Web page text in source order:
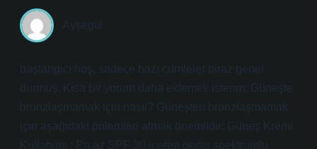
Ayşegül
başlangıcı hoş, sadece bazı cümleler biraz genel
durmuş. Kısa bir yorum daha eklemek isterim: Güneşte
bronzlaşmamak için nasıl? Güneşten bronzlaşmamak
için aşağıdaki önlemleri almak önemlidir: Güneş Kremi
Kullanımı : En az SPF 30 içeren geniş spektrumlu